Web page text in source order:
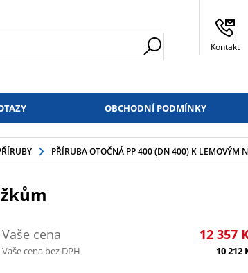
Kontakt
OBCHODNÍ PODMÍNKY
PŘÍRUBA OTOČNÁ PP 400 (DN 400) K LEMOVÝM
Vaše cena 12 357
Vaše cena bez DPH 10 212